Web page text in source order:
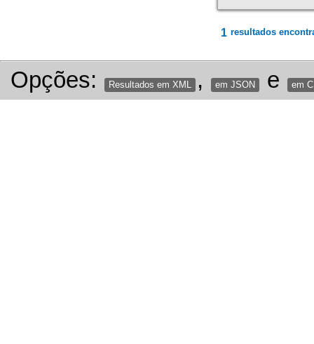
1 resultados
Opções: Resultados em XML , em JSON e em